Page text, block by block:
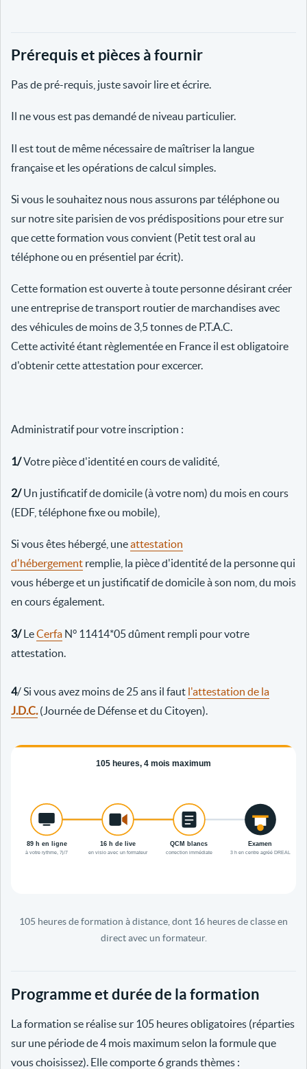
Prérequis et pièces à fournir
Pas de pré-requis, juste savoir lire et écrire.
Il ne vous est pas demandé de niveau particulier.
Il est tout de même nécessaire de maîtriser la langue
française et les opérations de calcul simples.
Si vous le souhaitez nous nous assurons par téléphone ou
sur notre site parisien de vos prédispositions pour etre sur
que cette formation vous convient (Petit test oral au
téléphone ou en présentiel par écrit).
Cette formation est ouverte à toute personne désirant créer
une entreprise de transport routier de marchandises avec
des véhicules de moins de 3,5 tonnes de P.T.A.C.
Cette activité étant règlementée en France il est obligatoire
d'obtenir cette attestation pour excercer.
Administratif pour votre inscription :
1/Votre pièce d'identité en cours de validité,
2/Un justificatif de domicile (à votre nom) du mois en cours
(EDF, téléphone fixe ou mobile),
Si vous êtes hébergé, uneattestation
d'hébergement remplie, la pièce d'identité de la personne qui
vous héberge et un justificatif de domicile à son nom, du mois
en cours également.
3/LeCerfa N° 11414*05 dûment rempli pour votre
attestation.
4/ Si vous avez moins de 25 ans il faut l'attestation de la
J.D.C.(Journée de Défense et du Citoyen).
105 heures de formation à distance, dont 16 heures de classe en
direct avec un formateur.
Programme et durée de la formation
La formation se réalise sur 105 heures obligatoires (réparties
sur une période de 4 mois maximum selon la formule que
vous choisissez). Elle comporte 6 grands thèmes :